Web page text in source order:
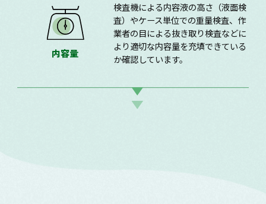
内容量
検査機による内容液の高さ（液面検
査）やケース単位での重量検査、作
業者の目による抜き取り検査などに
より適切な内容量を充填できている
か確認しています。